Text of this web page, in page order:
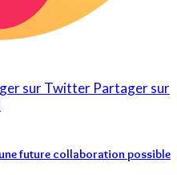
sur Twitter Partager sur